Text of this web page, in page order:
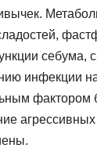
себума,
инфекции
фактором